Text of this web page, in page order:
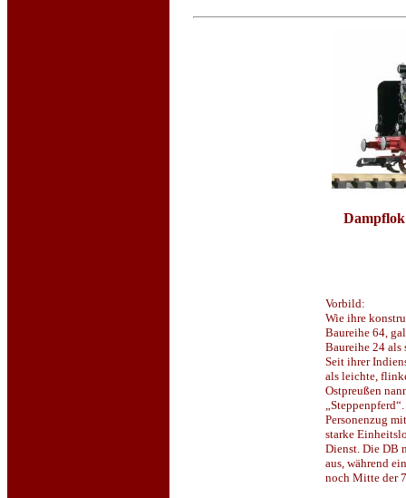
Vorbild:
Wie ihre
Baureihe 64,
Baureihe 24 als
Seit ihrer
als leichte,
Ostpreußen
Personenzug
starke
Dienst. Die DB
aus, während
noch Mitte der